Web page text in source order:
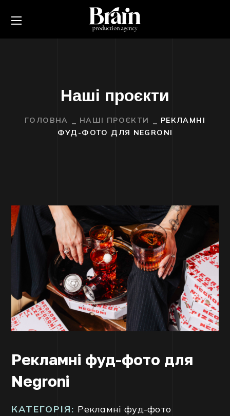
Наші проєкти
ГОЛОВНА НАШІ ПРОЄКТИ
РЕКЛАМНІ
ФУД-ФОТО ДЛЯ NEGRONI
Рекламні фуд-фото для
Negroni
КАТЕГОРІЯ: Рекламні фуд-фото